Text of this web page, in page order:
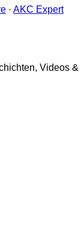
· AKC Expert
Videos &